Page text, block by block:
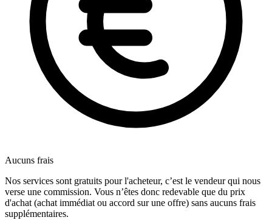
Aucuns frais
Nos services sont gratuits pour l'acheteur, c’est le vendeur qui nous
verse une commission. Vous n’êtes donc redevable que du prix
d'achat (achat immédiat ou accord sur une offre) sans aucuns frais
supplémentaires.